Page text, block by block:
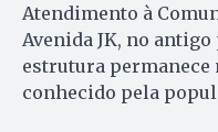
Atendimento à
Avenida JK, no
estrutura permanece
conhecido pela